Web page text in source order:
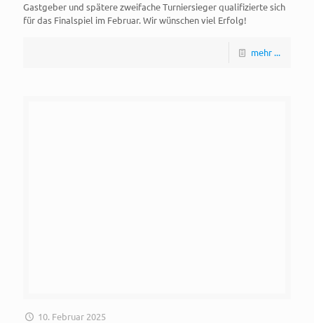
Gastgeber und spätere zweifache Turniersieger qualifizierte sich
für das Finalspiel im Februar. Wir wünschen viel Erfolg!
mehr ...
10. Februar 2025